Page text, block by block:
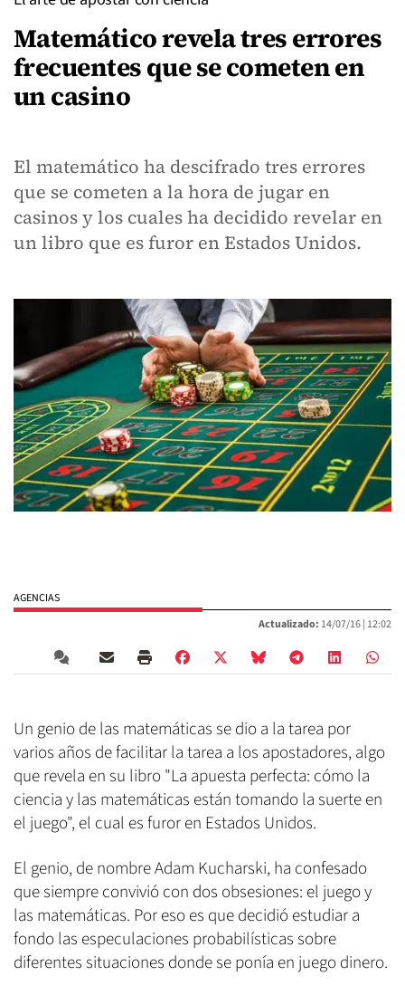
Matemático revela tres errores
frecuentes que se cometen en
un casino
El matemático ha descifrado tres errores
que se cometen a la hora de jugar en
casinos y los cuales ha decidido revelar en
un libro que es furor en Estados Unidos.
AGENCIAS
Actualizado: 14/07/16 | 12:02
Un genio de las matemáticas se dio a la tarea por
varios años de facilitar la tarea a los apostadores, algo
que revela en su libro "La apuesta perfecta: cómo la
ciencia y las matemáticas están tomando la suerte en
el juego", el cual es furor en Estados Unidos.
El genio, de nombre Adam Kucharski, ha confesado
que siempre convivió con dos obsesiones: el juego y
las matemáticas. Por eso es que decidió estudiar a
fondo las especulaciones probabilísticas sobre
diferentes situaciones donde se ponía en juego dinero.